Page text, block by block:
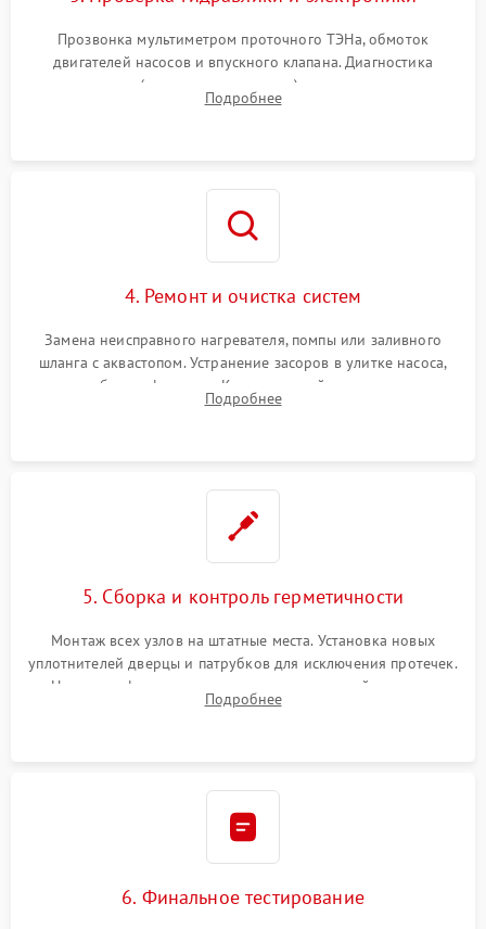
Прозвонка мультиметром проточного ТЭНа, обмоток
двигателей насосов и впускного клапана. Диагностика
прессостата (датчика уровня воды), датчика мутности,
концевика дверцы и электронного модуля управления.
Подробнее
4. Ремонт и очистка систем
Замена неисправного нагревателя, помпы или заливного
шланга с аквастопом. Устранение засоров в улитке насоса,
патрубках и фильтрах. Компонентный ремонт платы
управления, восстановление поврежденной проводки.
Подробнее
5. Сборка и контроль герметичности
Монтаж всех узлов на штатные места. Установка новых
уплотнителей дверцы и патрубков для исключения протечек.
Надежная фиксация хомутов гидравлической системы,
сборка корпуса и установка датчика поплавка.
Подробнее
6. Финальное тестирование